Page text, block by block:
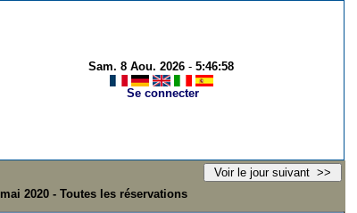
Sam. 8 Aou. 2026 -5:46:58
Se connecter
2020 - Toutes les réservations